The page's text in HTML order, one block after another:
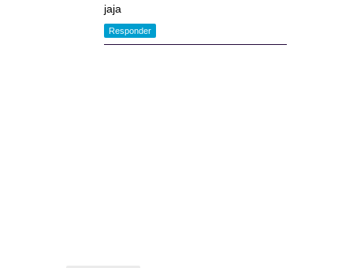
jaja
Responder